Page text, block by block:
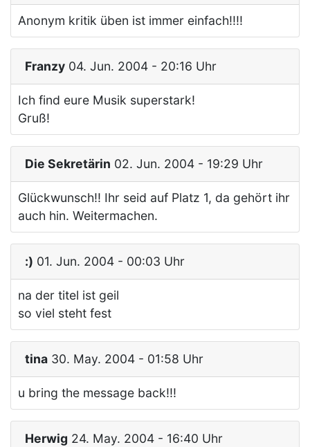
Anonym kritik üben ist immer einfach!!!!
Franzy 04. Jun. 2004 - 20:16 Uhr
Ich find eure Musik superstark!
Gruß!
Die Sekretärin 02. Jun. 2004 - 19:29 Uhr
Glückwunsch!! Ihr seid auf Platz 1, da gehört ihr
auch hin. Weitermachen.
:) 01. Jun. 2004 - 00:03 Uhr
na der titel ist geil
so viel steht fest
tina 30. May. 2004 - 01:58 Uhr
u bring the message back!!!
Herwig 24. May. 2004 - 16:40 Uhr